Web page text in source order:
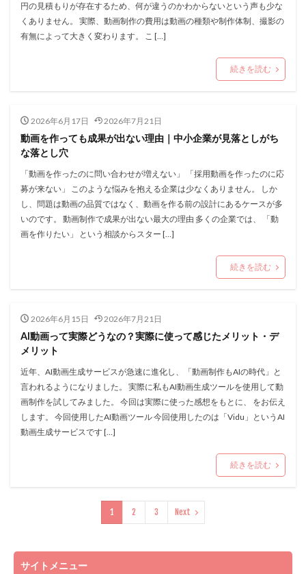
円の見積もりが存在するため、何が違うのかわからないという声も少な
くありません。 実際、動画制作の費用は動画の種類や制作体制、撮影の
有無によって大きく変わります。 こ […]
続きを読む
2026年6月17日 2026年7月21日
動画を作っても成果が出ない理由｜中小企業が見落としがち
な落とし穴
「動画を作ったのに問い合わせが増えない」 「採用動画を作ったのに応
募が来ない」 このような悩みを抱える企業は少なくありません。 しか
し、問題は動画の品質ではなく、動画を作る前の設計にあるケースが多
いのです。 動画制作で成果が出ない最大の理由 多くの企業では、 「動
画を作りたい」 という相談からスター […]
続きを読む
2026年6月15日 2026年7月21日
AI動画って実際どうなの？実際に使って感じたメリット・デ
メリット
近年、AI動画生成サービスが急速に進化し、「動画制作もAIの時代」と
言われるようになりました。 実際に私もAI動画生成ツールを使用して動
画制作を試してみました。 今回は実際に使った感想をもとに、 をお伝え
します。 今回使用したAI動画ツール 今回使用したのは「Vidu」というAI
動画生成サービスです […]
続きを読む
1 2 3 Next
サイトメニュー